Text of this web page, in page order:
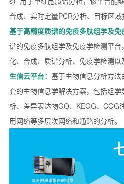
合成、实时定量PCR分析、目标区域
基于高精度质谱的免疫多肽组学及免
谱的免疫多肽组学及免疫学检测平
化、合成、质谱分析、免疫学检测以
生信云平台： 基于生物信息分析方
套的生物信息学解决方案，包括组
析、差异表达物GO、KEGG、COG
用网络等多层次网络和通路的分析。